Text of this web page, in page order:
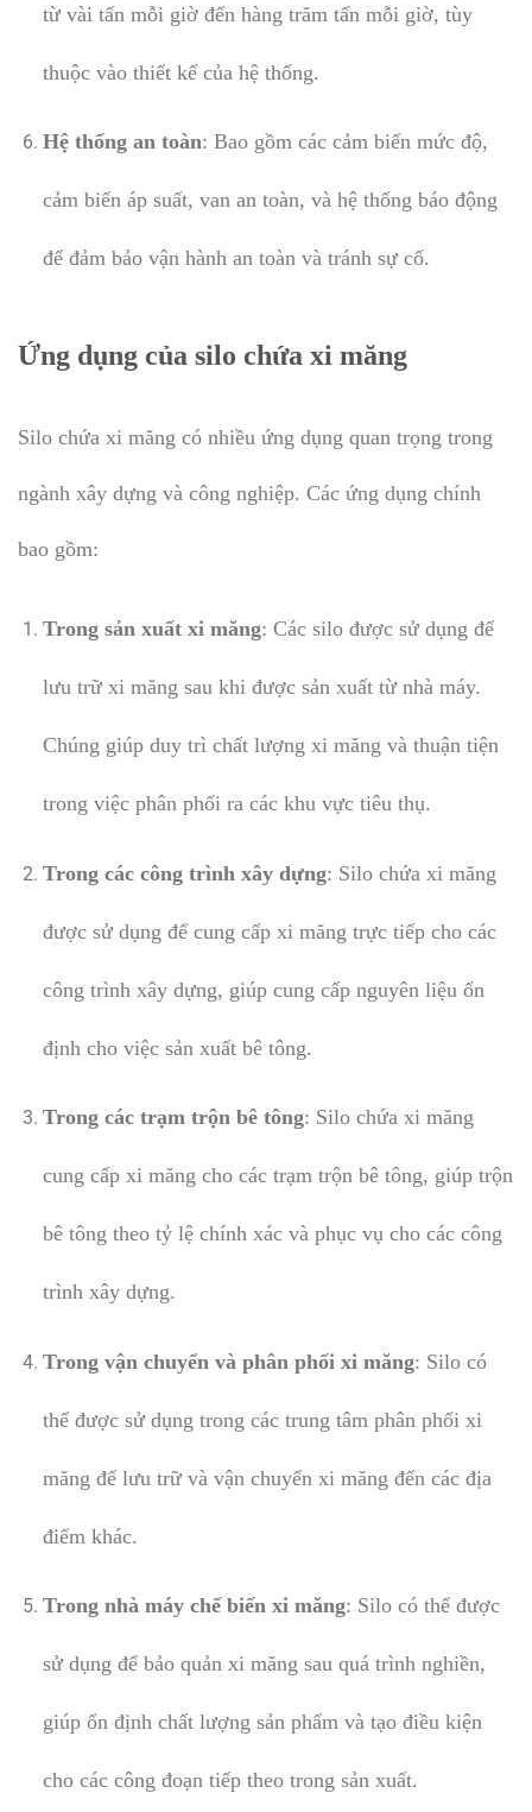
từ vài tấn mỗi giờ đến hàng trăm tấn mỗi giờ, tùy
thuộc vào thiết kế của hệ thống.
Hệ thống an toàn: Bao gồm các cảm biến mức độ,
cảm biến áp suất, van an toàn, và hệ thống báo động
để đảm bảo vận hành an toàn và tránh sự cố.
Ứng dụng của silo chứa xi măng
Silo chứa xi măng có nhiều ứng dụng quan trọng trong
ngành xây dựng và công nghiệp. Các ứng dụng chính
bao gồm:
Trong sản xuất xi măng: Các silo được sử dụng để
lưu trữ xi măng sau khi được sản xuất từ nhà máy.
Chúng giúp duy trì chất lượng xi măng và thuận tiện
trong việc phân phối ra các khu vực tiêu thụ.
Trong các công trình xây dựng: Silo chứa xi măng
được sử dụng để cung cấp xi măng trực tiếp cho các
công trình xây dựng, giúp cung cấp nguyên liệu ổn
định cho việc sản xuất bê tông.
Trong các trạm trộn bê tông: Silo chứa xi măng
cung cấp xi măng cho các trạm trộn bê tông, giúp trộn
bê tông theo tỷ lệ chính xác và phục vụ cho các công
trình xây dựng.
Trong vận chuyển và phân phối xi măng: Silo có
thể được sử dụng trong các trung tâm phân phối xi
măng để lưu trữ và vận chuyển xi măng đến các địa
điểm khác.
Trong nhà máy chế biến xi măng: Silo có thể được
sử dụng để bảo quản xi măng sau quá trình nghiền,
giúp ổn định chất lượng sản phẩm và tạo điều kiện
cho các công đoạn tiếp theo trong sản xuất.